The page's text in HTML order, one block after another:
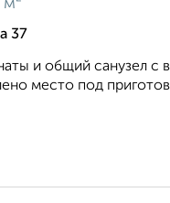
м²
37
и общий санузел
место под